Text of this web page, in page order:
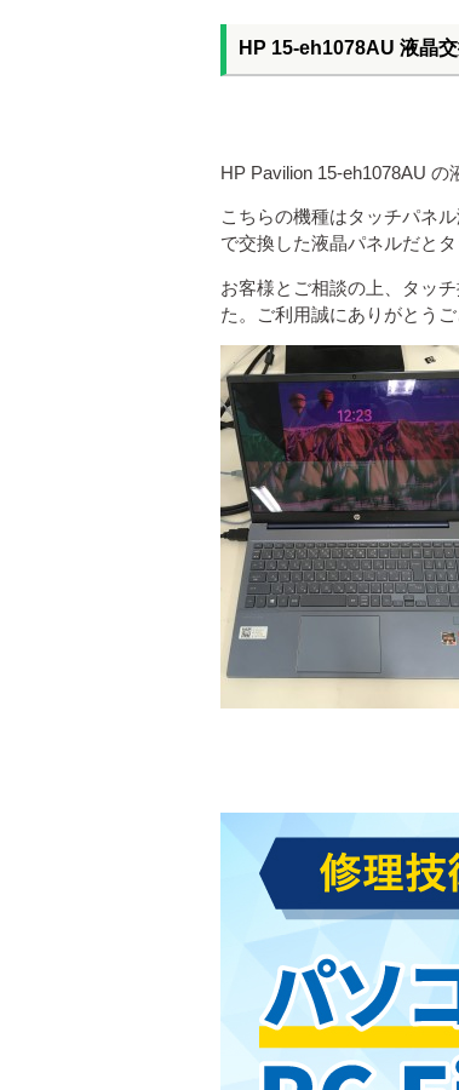
HP 15-eh1078AU 液晶
HP Pavilion 15-eh1078AU の
こちらの機種はタッチパネ
で交換した液晶パネルだと
お客様とご相談の上、タッ
た。ご利用誠にありがとうご